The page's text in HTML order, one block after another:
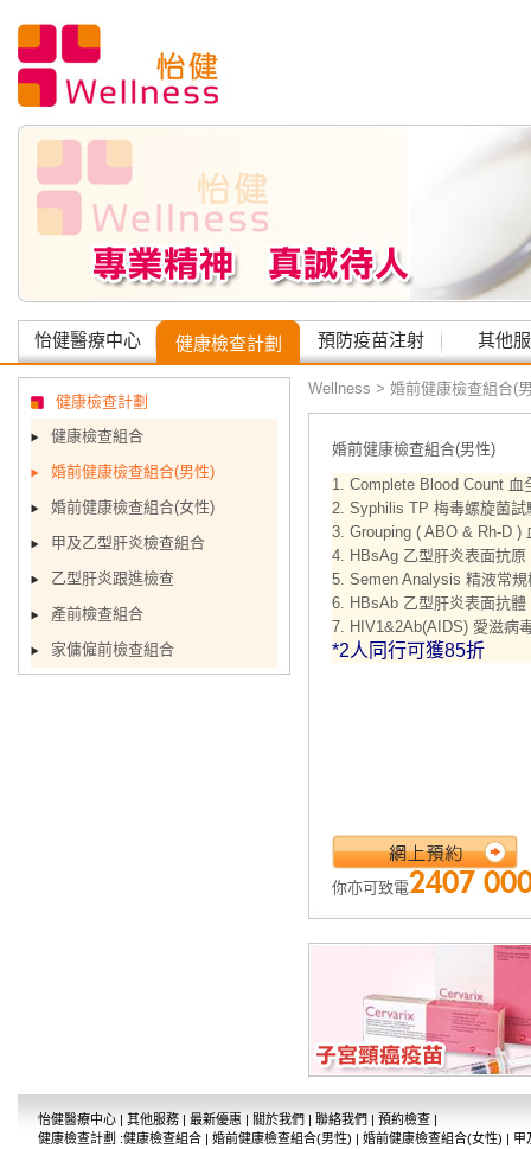
怡健醫療中心 健康檢查計劃 預防疫苗注射 其他
健康檢查計劃
健康檢查組合
婚前健康檢查組合(男性)
婚前健康檢查組合(女性)
甲及乙型肝炎檢查組合
乙型肝炎跟進檢查
產前檢查組合
家傭僱前檢查組合
Wellness > 婚前健康檢查組合(
婚前健康檢查組合(男性)
1. Complete Blood Count 血
2. Syphilis TP 梅毒螺旋菌試
3. Grouping ( ABO & Rh-D )
4. HBsAg 乙型肝炎表面抗原
5. Semen Analysis 精液常規
6. HBsAb 乙型肝炎表面抗體
7. HIV1&2Ab(AIDS) 愛滋病
*2人同行可獲85折
你亦可致電
怡健醫療中心 | 其他服務 | 最新優惠 | 關於我們 | 聯絡我們 | 預約檢查 |
健康檢查計劃 :健康檢查組合 | 婚前健康檢查組合(男性) | 婚前健康檢查組合(女性) | 甲